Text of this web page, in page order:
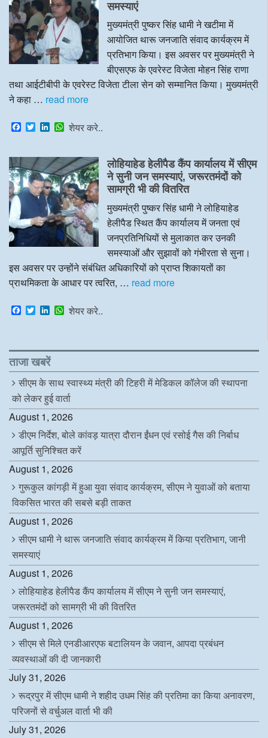
k n p
समस्याएं
मुख्यमंत्री पुष्कर सिंह धामी ने खटीमा में
आयोजित थारू जनजाति संवाद कार्यक्रम में
प्रतिभाग किया। इस अवसर पर मुख्यमंत्री ने
बीएसएफ के एवरेस्ट विजेता मोहन सिंह राणा
तथा आईटीबीपी के एवरेस्ट विजेता टीला सेन को सम्मानित किया। मुख्यमंत्री
ने कहा … read more
F
a
e
b
o
o
k
T
w
t
t
e
r
L
k
e
d
I
n
W
t
s
A
p
p
शेयर करे..
लोहियाहेड हेलीपैड कैंप कार्यालय में सीएम
ने सुनी जन समस्याएं, जरूरतमंदों को
सामग्री भी की वितरित
मुख्यमंत्री पुष्कर सिंह धामी ने लोहियाहेड
हेलीपैड स्थित कैंप कार्यालय में जनता एवं
जनप्रतिनिधियों से मुलाकात कर उनकी
समस्याओं और सुझावों को गंभीरता से सुना।
इस अवसर पर उन्होंने संबंधित अधिकारियों को प्राप्त शिकायतों का
प्राथमिकता के आधार पर त्वरित, … read more
F
a
b
o
o
k
T
w
t
e
r
L
e
d
I
n
W
s
p
शेयर करे..
ताजा खबरें
सीएम के साथ स्वास्थ्य मंत्री की टिहरी में मेडिकल कॉलेज की स्थापना
को लेकर हुई वार्ता
August 1, 2026
डीएम निर्देश, बोले कांवड़ यात्रा दौरान ईंधन एवं रसोई गैस की निर्बाध
आपूर्ति सुनिश्चित करें
August 1, 2026
गुरूकुल कांगड़ी में हुआ युवा संवाद कार्यक्रम, सीएम ने युवाओं को बताया
विकसित भारत की सबसे बड़ी ताकत
August 1, 2026
सीएम धामी ने थारू जनजाति संवाद कार्यक्रम में किया प्रतिभाग, जानी
समस्याएं
August 1, 2026
लोहियाहेड हेलीपैड कैंप कार्यालय में सीएम ने सुनी जन समस्याएं,
जरूरतमंदों को सामग्री भी की वितरित
August 1, 2026
सीएम से मिले एनडीआरएफ बटालियन के जवान, आपदा प्रबंधन
व्यवस्थाओं की दी जानकारी
July 31, 2026
रूद्रपुर में सीएम धामी ने शहीद उधम सिंह की प्रतिमा का किया अनावरण,
परिजनों से वर्चुअल वार्ता भी की
July 31, 2026